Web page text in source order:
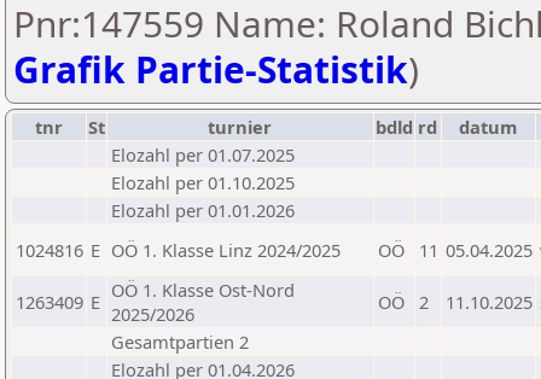
Pnr:147559 Name: Roland
Grafik Partie-Statistik)
tnr St turnier bdld rd
datum
Elozahl per 01.07.2025
Elozahl per 01.10.2025
Elozahl per 01.01.2026
1024816 E OÖ 1. Klasse Linz 2024/2025 OÖ 11 05.04.2025
1263409 E OÖ 1. Klasse Ost-Nord
2025/2026
OÖ 2 11.10.2025
Gesamtpartien 2
Elozahl per 01.04.2026